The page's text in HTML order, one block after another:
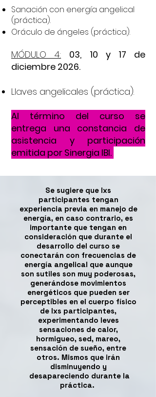
Sanación con energía angelical
(práctica).
Oráculo de ángeles (práctica).
MÓDULO 4:
03, 10 y 17 de
diciembre 2026.
Llaves angelicales (práctica).​
Al término del curso se
entrega una constancia de
asistencia y participación
emitida por Sinergia IBI.
Se sugiere que lxs
participantes tengan
experiencia previa en manejo de
energía, en caso contrario, es
importante que tengan en
consideración que durante el
desarrollo del curso se
conectarán con frecuencias de
energía angelical que aunque
son sutiles son muy poderosas,
generándose movimientos
energéticos que pueden ser
perceptibles en el cuerpo físico
de lxs participantes,
experimentando leves
sensaciones de calor,
hormigueo, sed, mareo,
sensación de sueño, entre
otros. Mismos que irán
disminuyendo y
desapareciendo durante la
práctica.